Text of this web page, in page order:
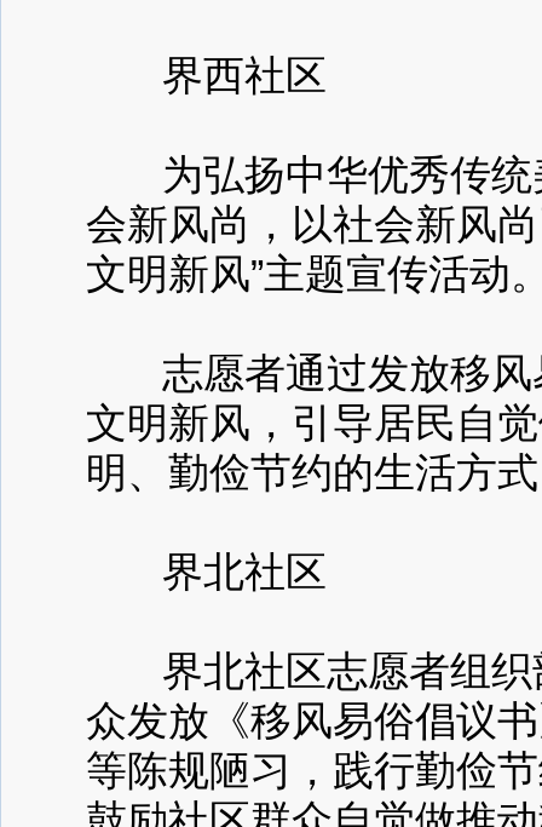
界西社区
为弘扬中华优秀传统
会新风尚，以社会新风
文明新风”主题宣传活动
志愿者通过发放移风
文明新风，引导居民自
明、勤俭节约的生活方
界北社区
界北社区志愿者组织
众发放《移风易俗倡议
等陈规陋习，践行勤俭